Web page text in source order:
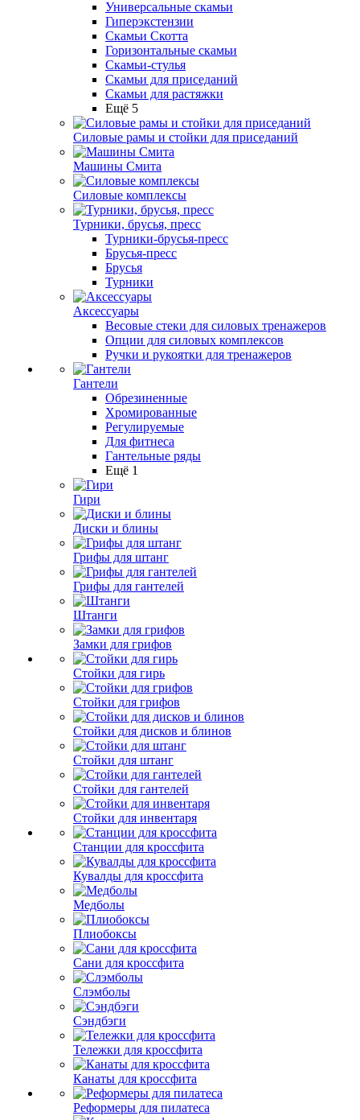
Универсальные скамьи
Гиперэкстензии
Скамьи Скотта
Горизонтальные скамьи
Скамьи-стулья
Скамьи для приседаний
Скамьи для растяжки
Ещё 5
Силовые рамы и стойки для приседаний
Машины Смита
Силовые комплексы
Турники, брусья, пресс
Турники-брусья-пресс
Брусья-пресс
Брусья
Турники
Аксессуары
Весовые стеки для силовых тренажеров
Опции для силовых комплексов
Ручки и рукоятки для тренажеров
Гантели
Обрезиненные
Хромированные
Регулируемые
Для фитнеса
Гантельные ряды
Ещё 1
Гири
Диски и блины
Грифы для штанг
Грифы для гантелей
Штанги
Замки для грифов
Стойки для гирь
Стойки для грифов
Стойки для дисков и блинов
Стойки для штанг
Стойки для гантелей
Стойки для инвентаря
Станции для кроссфита
Кувалды для кроссфита
Медболы
Плиобоксы
Сани для кроссфита
Слэмболы
Сэндбэги
Тележки для кроссфита
Канаты для кроссфита
Реформеры для пилатеса